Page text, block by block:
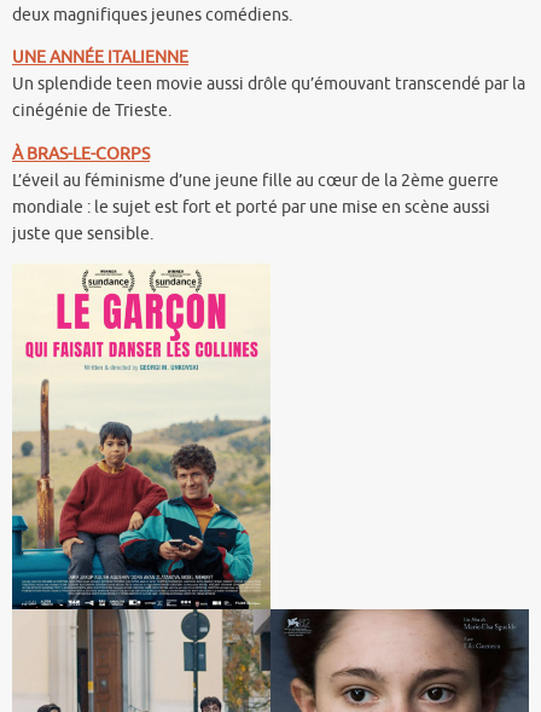
deux magnifiques jeunes comédiens.
UNE ANNÉE ITALIENNE
Un splendide teen movie aussi drôle qu’émouvant transcendé par la
cinégénie de Trieste.
À BRAS-LE-CORPS
L’éveil au féminisme d’une jeune fille au cœur de la 2ème guerre
mondiale : le sujet est fort et porté par une mise en scène aussi
juste que sensible.